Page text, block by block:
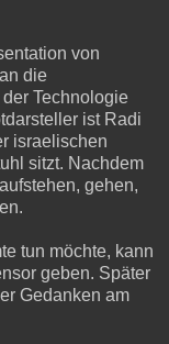
von
die
Technologie
ist Radi
israelischen
sitzt. Nachdem
gehen,
tun möchte, kann
geben. Später
Gedanken am